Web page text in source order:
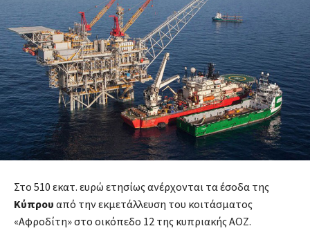
Στο 510 εκατ. ευρώ ετησίως ανέρχονται τα έσοδα της
Κύπρου από την εκμετάλλευση του κοιτάσματος
«Αφροδίτη» στο οικόπεδο 12 της κυπριακής ΑΟΖ.